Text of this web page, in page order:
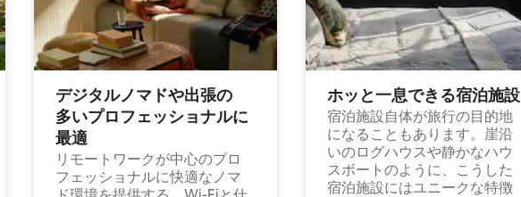
デジタルノマドや出⁠張⁠の
多⁠いプ⁠ロ⁠フ⁠ェ⁠ッ⁠シ⁠ョ⁠ナ⁠ル⁠に
最⁠適
リモートワークが中心のプロ
フェッショナルに快適なノマ
ホッと一⁠息⁠で⁠き⁠る宿⁠泊施⁠設
宿泊施設自体が旅行の目的地
になることもあります。崖沿
いのログハウスや静かなハウ
スボートのように、こうした
宿泊施設にはユニークな特徴